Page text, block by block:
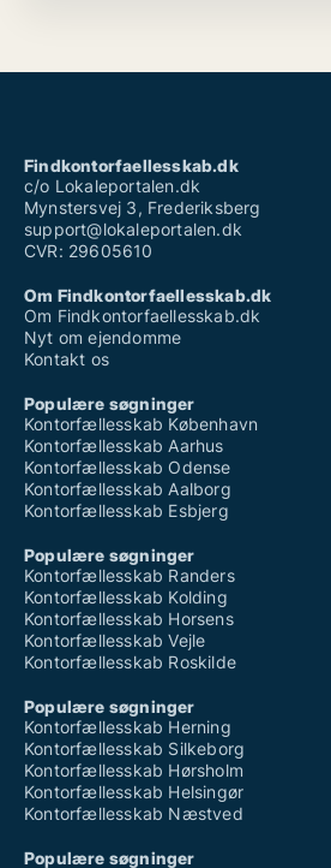
Findkontorfaellesskab.dk
c/o Lokaleportalen.dk
Mynstersvej 3, Frederiksberg
support@lokaleportalen.dk
CVR: 29605610
Om Findkontorfaellesskab.dk
Om Findkontorfaellesskab.dk
Nyt om ejendomme
Kontakt os
Populære søgninger
Kontorfællesskab København
Kontorfællesskab Aarhus
Kontorfællesskab Odense
Kontorfællesskab Aalborg
Kontorfællesskab Esbjerg
Populære søgninger
Kontorfællesskab Randers
Kontorfællesskab Kolding
Kontorfællesskab Horsens
Kontorfællesskab Vejle
Kontorfællesskab Roskilde
Populære søgninger
Kontorfællesskab Herning
Kontorfællesskab Silkeborg
Kontorfællesskab Hørsholm
Kontorfællesskab Helsingør
Kontorfællesskab Næstved
Populære søgninger